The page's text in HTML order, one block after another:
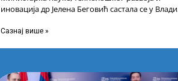
иновација др Јелена Беговић састала се у Влади
Сазнај више »